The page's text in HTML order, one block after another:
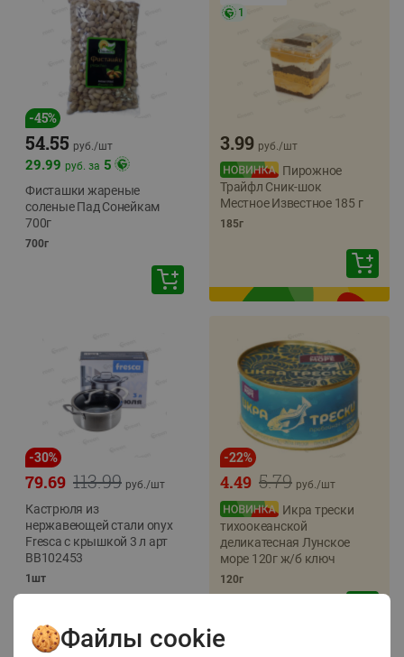
-45%
54.55 руб./шт
29.99 руб. за 5
Фисташки жареные
соленые Пад Сонейкам
700г
700г
1
3.99 руб./шт
Пирожное
Трайфл Сник-шок
Местное Известное 185 г
185г
-30%
113.99
79.69 руб./шт
Кастрюля из
нержавеющей стали onyx
Fresca с крышкой 3 л арт
BB102453
1шт
-22%
5.79
4.49 руб./шт
Икра трески
тихоокеанской
деликатесная Лунское
море 120г ж/б ключ
120г
Файлы cookie